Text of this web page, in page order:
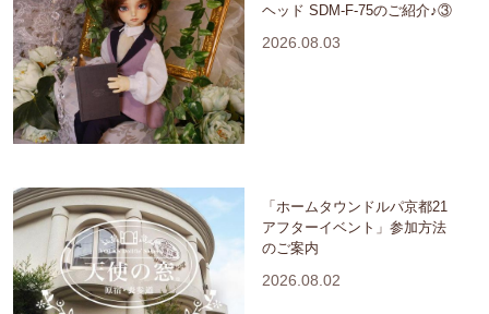
ヘッド SDM-F-75のご紹介♪③
2026.08.03
「ホームタウンドルパ京都21
アフターイベント」参加方法
のご案内
2026.08.02